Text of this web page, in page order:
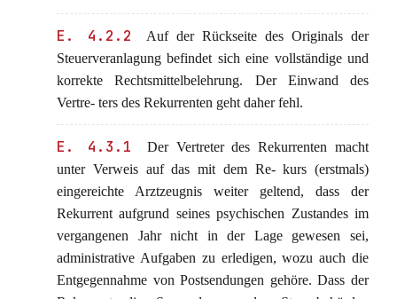
E. 4.2.2
Auf der Rückseite des Originals der
Steuerveranlagung befindet sich eine vollständige und
korrekte Rechtsmittelbelehrung. Der Einwand des
Vertre- ters des Rekurrenten geht daher fehl.
E. 4.3.1
Der Vertreter des Rekurrenten macht
unter Verweis auf das mit dem Re- kurs (erstmals)
eingereichte Arztzeugnis weiter geltend, dass der
Rekurrent aufgrund seines psychischen Zustandes im
vergangenen Jahr nicht in der Lage gewesen sei,
administrative Aufgaben zu erledigen, wozu auch die
Entgegennahme von Postsendungen gehöre. Dass der